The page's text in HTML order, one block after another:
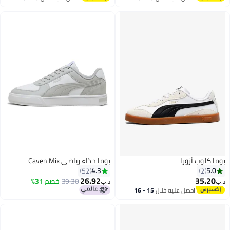
2
بوما كلوب أزورا
5.0
2
د.ب‏35.20
احصل عليه خلال 15 - 16
بوما حذاء رياضي Caven Mix
4.3
52
د.ب‏26.92
39.30خصم 31%